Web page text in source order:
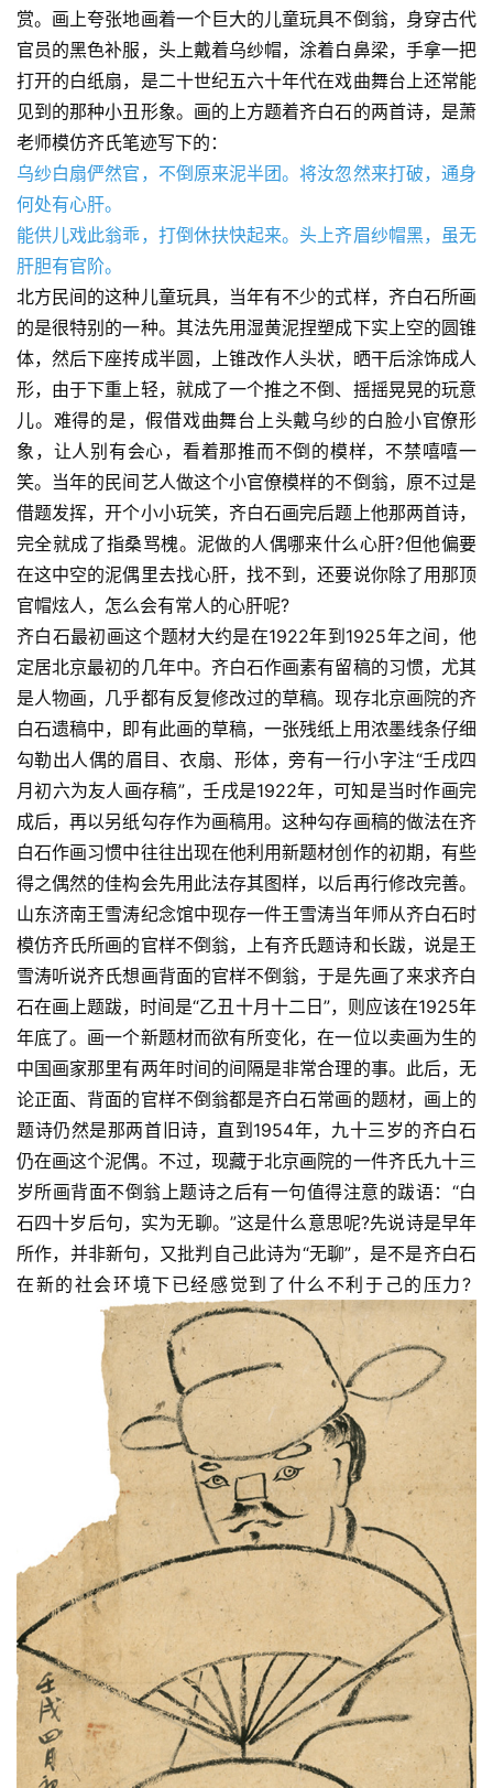
首
页
艺
坛
术
研
究
法
书
欣
赏。画上夸张地画着一个巨大的儿童玩具不倒翁，身穿古代
官员的黑色补服，头上戴着乌纱帽，涂着白鼻梁，手拿一把
打开的白纸扇，是二十世纪五六十年代在戏曲舞台上还常能
见到的那种小丑形象。画的上方题着齐白石的两首诗，是萧
老师模仿齐氏笔迹写下的：
乌纱白扇俨然官，不倒原来泥半团。将汝忽然来打破，通身
何处有心肝。
能供儿戏此翁乖，打倒休扶快起来。头上齐眉纱帽黑，虽无
肝胆有官阶。
北方民间的这种儿童玩具，当年有不少的式样，齐白石所画
的是很特别的一种。其法先用湿黄泥捏塑成下实上空的圆锥
体，然后下座抟成半圆，上锥改作人头状，晒干后涂饰成人
形，由于下重上轻，就成了一个推之不倒、摇摇晃晃的玩意
儿。难得的是，假借戏曲舞台上头戴乌纱的白脸小官僚形
象，让人别有会心，看着那推而不倒的模样，不禁嘻嘻一
笑。当年的民间艺人做这个小官僚模样的不倒翁，原不过是
借题发挥，开个小小玩笑，齐白石画完后题上他那两首诗，
完全就成了指桑骂槐。泥做的人偶哪来什么心肝?但他偏要
在这中空的泥偶里去找心肝，找不到，还要说你除了用那顶
官帽炫人，怎么会有常人的心肝呢?
齐白石最初画这个题材大约是在1922年到1925年之间，他
定居北京最初的几年中。齐白石作画素有留稿的习惯，尤其
是人物画，几乎都有反复修改过的草稿。现存北京画院的齐
白石遗稿中，即有此画的草稿，一张残纸上用浓墨线条仔细
勾勒出人偶的眉目、衣扇、形体，旁有一行小字注“壬戌四
月初六为友人画存稿”，壬戌是1922年，可知是当时作画完
成后，再以另纸勾存作为画稿用。这种勾存画稿的做法在齐
白石作画习惯中往往出现在他利用新题材创作的初期，有些
得之偶然的佳构会先用此法存其图样，以后再行修改完善。
山东济南王雪涛纪念馆中现存一件王雪涛当年师从齐白石时
模仿齐氏所画的官样不倒翁，上有齐氏题诗和长跋，说是王
雪涛听说齐氏想画背面的官样不倒翁，于是先画了来求齐白
石在画上题跋，时间是“乙丑十月十二日”，则应该在1925年
年底了。画一个新题材而欲有所变化，在一位以卖画为生的
中国画家那里有两年时间的间隔是非常合理的事。此后，无
论正面、背面的官样不倒翁都是齐白石常画的题材，画上的
题诗仍然是那两首旧诗，直到1954年，九十三岁的齐白石
仍在画这个泥偶。不过，现藏于北京画院的一件齐氏九十三
岁所画背面不倒翁上题诗之后有一句值得注意的跋语：“白
石四十岁后句，实为无聊。”这是什么意思呢?先说诗是早年
所作，并非新句，又批判自己此诗为“无聊”，是不是齐白石
在新的社会环境下已经感觉到了什么不利于己的压力?